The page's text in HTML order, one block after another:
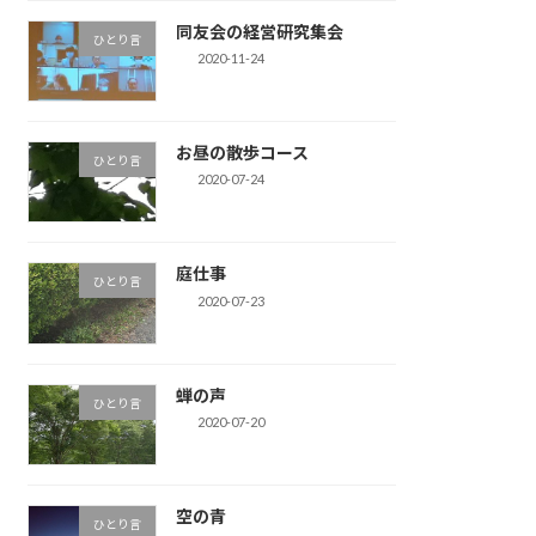
ひとり言 同友会の経営研究集会
2020-11-24
ひとり言 お昼の散歩コース
2020-07-24
ひとり言 庭仕事
2020-07-23
ひとり言 蝉の声
2020-07-20
ひとり言 空の青